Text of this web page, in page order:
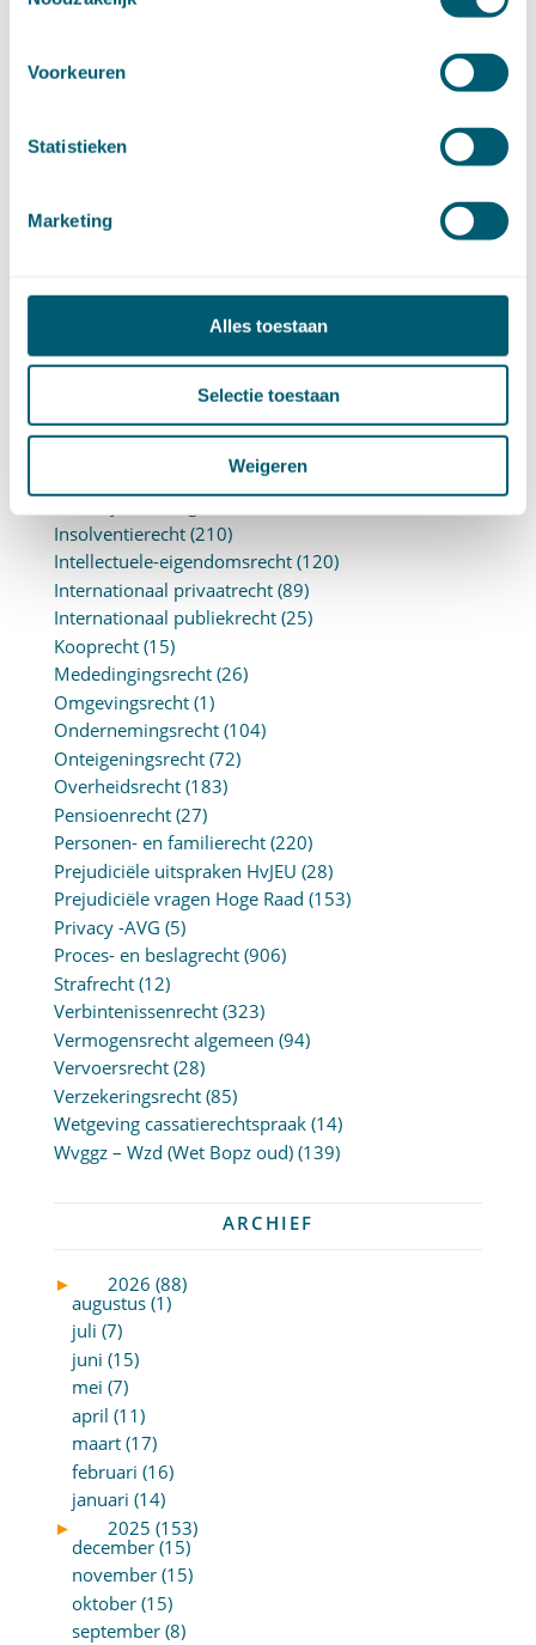
Voorkeuren
Statistieken
Marketing
Alles toestaan
Selectie toestaan
Weigeren
Aansprakelijkheid en schadevergoeding
Bijzondere overeenkomsten
(91)
Financieel recht(58)
(96)
Grondrechten en mensenrechten(65)
Insolventierecht(210)
Intellectuele-eigendomsrecht(120)
Internationaal privaatrecht(89)
Internationaal publiekrecht(25)
Kooprecht(15)
Mededingingsrecht(26)
Omgevingsrecht(1)
Ondernemingsrecht(104)
Onteigeningsrecht(72)
Overheidsrecht(183)
Pensioenrecht(27)
Personen- en familierecht(220)
Prejudiciële uitspraken HvJEU (28)
Prejudiciële vragen Hoge Raad (153)
Privacy -AVG (5)
Proces- en beslagrecht(906)
Strafrecht(12)
Verbintenissenrecht(323)
Vermogensrecht algemeen (94)
Vervoersrecht(28)
Verzekeringsrecht(85)
Wetgeving cassatierechtspraak(14)
Wvggz – Wzd (Wet Bopz oud)(139)
ARCHIEF
►
2026 (88)
augustus (1)
juli (7)
juni (15)
mei (7)
april (11)
maart (17)
februari (16)
januari (14)
►
2025 (153)
december (15)
november (15)
oktober (15)
september (8)